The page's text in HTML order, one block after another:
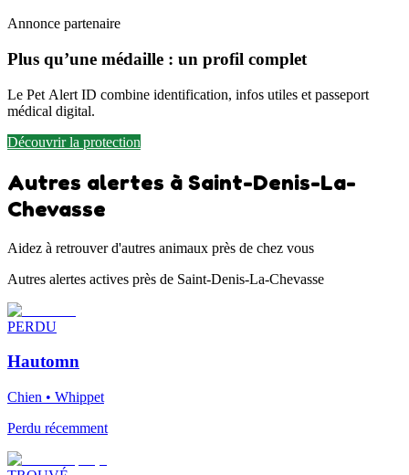
Annonce partenaire
Plus qu’une médaille : un profil complet
Le Pet Alert ID combine identification, infos utiles et passeport
médical digital.
Découvrir la protection
Autres alertes à Saint-Denis-La-
Chevasse
Aidez à retrouver d'autres animaux près de chez vous
Autres alertes actives près de Saint-Denis-La-Chevasse
PERDU
Hautomn
Chien • Whippet
Perdu récemment